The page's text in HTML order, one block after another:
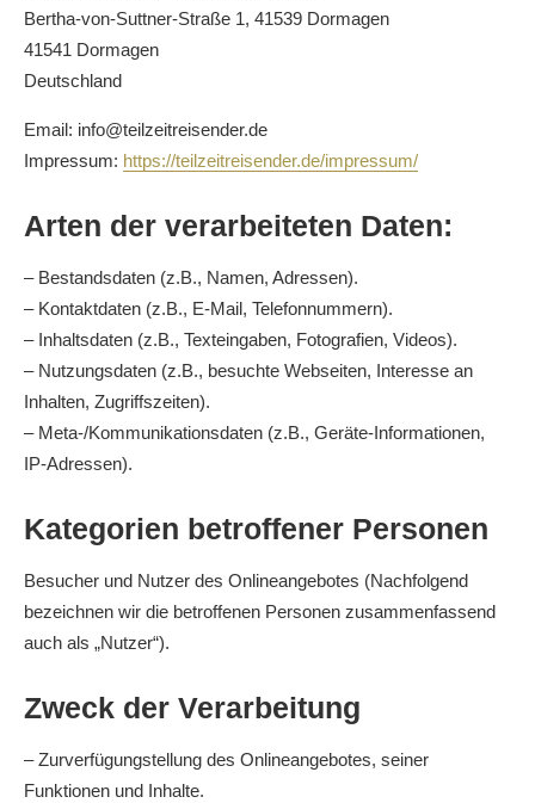
Bertha-von-Suttner-Straße 1, 41539 Dormagen
41541 Dormagen
Deutschland
Email: info@teilzeitreisender.de
Impressum: https://teilzeitreisender.de/impressum/
Arten der verarbeiteten Daten:
– Bestandsdaten (z.B., Namen, Adressen).
– Kontaktdaten (z.B., E-Mail, Telefonnummern).
– Inhaltsdaten (z.B., Texteingaben, Fotografien, Videos).
– Nutzungsdaten (z.B., besuchte Webseiten, Interesse an
Inhalten, Zugriffszeiten).
– Meta-/Kommunikationsdaten (z.B., Geräte-Informationen,
IP-Adressen).
Kategorien betroffener Personen
Besucher und Nutzer des Onlineangebotes (Nachfolgend
bezeichnen wir die betroffenen Personen zusammenfassend
auch als „Nutzer“).
Zweck der Verarbeitung
– Zurverfügungstellung des Onlineangebotes, seiner
Funktionen und Inhalte.